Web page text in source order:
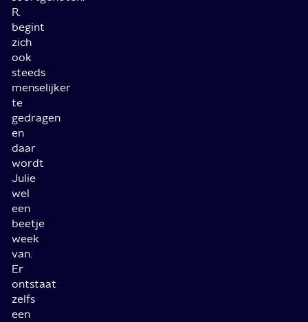
R.
begint
zich
ook
steeds
menselijker
te
gedragen
en
daar
wordt
Julie
wel
een
beetje
week
van.
Er
ontstaat
zelfs
een